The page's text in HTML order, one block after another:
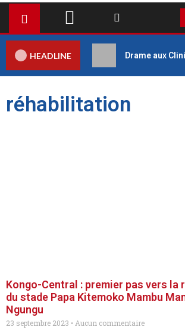
HEADLINE Drame aux
réhabilitation
Kongo-Central : premier pas vers la
du stade Papa Kitemoko Mambu
Ngungu
23 septembre 2023
Aucun commentaire